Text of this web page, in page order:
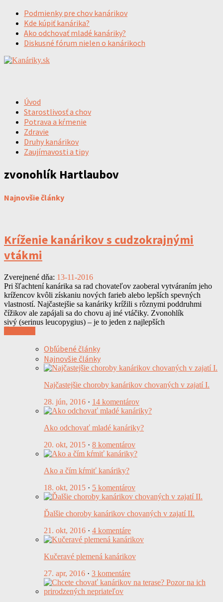
Podmienky pre chov kanárikov
Kde kúpiť kanárika?
Ako odchovať mladé kanáriky?
Diskusné fórum nielen o kanárikoch
Úvod
Starostlivosť a chov
Potrava a kŕmenie
Zdravie
Druhy kanárikov
Zaujímavosti a tipy
zvonohlík Hartlaubov
Najnovšie články
Kríženie kanárikov s cudzokrajnými
vtákmi
Zverejnené dňa: 13-11-2016
Pri šľachtení kanárika sa rad chovateľov zaoberal vytváraním jeho
krížencov kvôli získaniu nových farieb alebo lepších spevných
vlastností. Najčastejšie sa kanáriky krížili s rôznymi poddruhmi
čížikov ale zapájali sa do chovu aj iné vtáčiky. Zvonohlík
sivý (serinus leucopygius) – je to jeden z najlepších
Obľúbené články
Najnovšie články
Najčastejšie choroby kanárikov chovaných v zajatí I.
28. jún, 2016 · 14 komentárov
Ako odchovať mladé kanáriky?
20. okt, 2015 · 8 komentárov
Ako a čím kŕmiť kanáriky?
18. okt, 2015 · 5 komentárov
Ďalšie choroby kanárikov chovaných v zajatí II.
21. okt, 2016 · 4 komentáre
Kučeravé plemená kanárikov
27. apr, 2016 · 3 komentáre